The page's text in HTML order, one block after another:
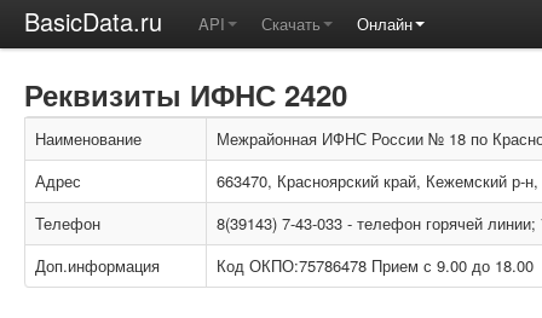
BasicData.ru API Скачать Онлайн
Реквизиты ИФНС 2420
Наименование
Межрайонная ИФНС России № 18 по
Адрес
663470, Красноярский край, Кежемский р-
Телефон
8(39143) 7-43-033 - телефон горячей
Доп.информация
Код ОКПО:75786478 Прием с 9.00 до 18.00